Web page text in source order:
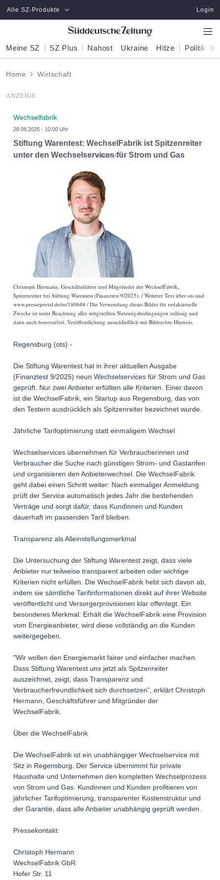
Zum Hauptinhalt springen
Alle SZ-Produkte Login
Meine SZ SZ Plus Nahost Ukraine Hitze Politik
Home Wirtschaft
ANZEIGE
Wechselfabrik
28.08.2025 - 10:00 Uhr
Stiftung Warentest: WechselFabrik ist Spitzenreiter
unter den Wechselservices für Strom und Gas
Christoph Hermann, Geschäftsführer und Mitgründer der WechselFabrik,
Spitzenreiter bei Stiftung Warentest (Finanztest 9/2025). / Weiterer Text über ots und
www.presseportal.de/nr/180648 / Die Verwendung dieses Bildes für redaktionelle
Zwecke ist unter Beachtung aller mitgeteilten Nutzungsbedingungen zulässig und
dann auch honorarfrei. Veröffentlichung ausschließlich mit Bildrechte-Hinweis.
Regensburg (ots) -
Die Stiftung Warentest hat in ihrer aktuellen Ausgabe
(Finanztest 9/2025) neun Wechselservices für Strom und Gas
geprüft. Nur zwei Anbieter erfüllten alle Kriterien. Einer davon
ist die WechselFabrik, ein Startup aus Regensburg, das von
den Testern ausdrücklich als Spitzenreiter bezeichnet wurde.
Jährliche Tarifoptimierung statt einmaligem Wechsel
Wechselservices übernehmen für Verbraucherinnen und
Verbraucher die Suche nach günstigen Strom- und Gastarifen
und organisieren den Anbieterwechsel. Die WechselFabrik
geht dabei einen Schritt weiter: Nach einmaliger Anmeldung
prüft der Service automatisch jedes Jahr die bestehenden
Verträge und sorgt dafür, dass Kundinnen und Kunden
dauerhaft im passenden Tarif bleiben.
Transparenz als Alleinstellungsmerkmal
Die Untersuchung der Stiftung Warentest zeigt, dass viele
Anbieter nur teilweise transparent arbeiten oder wichtige
Kriterien nicht erfüllen. Die WechselFabrik hebt sich davon ab,
indem sie sämtliche Tarifinformationen direkt auf ihrer Website
veröffentlicht und Versorgerprovisionen klar offenlegt. Ein
besonderes Merkmal: Erhält die WechselFabrik eine Provision
vom Energieanbieter, wird diese vollständig an die Kunden
weitergegeben.
"Wir wollen den Energiemarkt fairer und einfacher machen.
Dass Stiftung Warentest uns jetzt als Spitzenreiter
auszeichnet, zeigt, dass Transparenz und
Verbraucherfreundlichkeit sich durchsetzen", erklärt Christoph
Hermann, Geschäftsführer und Mitgründer der
WechselFabrik.
Über die WechselFabrik
Die WechselFabrik ist ein unabhängiger Wechselservice mit
Sitz in Regensburg. Der Service übernimmt für private
Haushalte und Unternehmen den kompletten Wechselprozess
von Strom und Gas. Kundinnen und Kunden profitieren von
jährlicher Tarifoptimierung, transparenter Kostenstruktur und
der Garantie, dass alle Anbieter unabhängig geprüft werden.
Pressekontakt:
Christoph Hermann
WechselFabrik GbR
Hofer Str. 11